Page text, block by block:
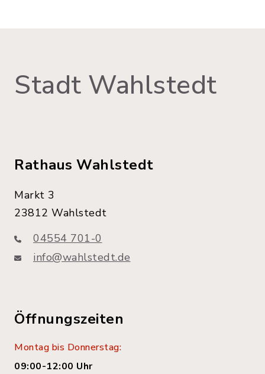
Stadt Wahlstedt
Rathaus Wahlstedt
Markt 3
23812 Wahlstedt
04554 701-0
info@wahlstedt.de
Öffnungszeiten
Montag bis Donnerstag:
09:00-12:00 Uhr